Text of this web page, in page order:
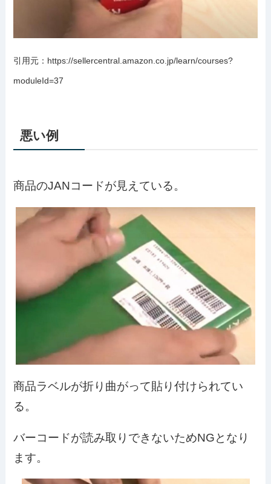
引用元：https://sellercentral.amazon.co.jp/learn/courses?
moduleId=37
悪い例
商品のJANコードが見えている。
商品ラベルが折り曲がって貼り付けられてい
る。
バーコードが読み取りできないためNGとなり
ます。